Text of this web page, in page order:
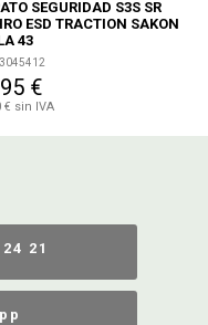
SEGURIDAD S3S SR
ESD TRACTION SAKON
43
€
€ sin IVA
21